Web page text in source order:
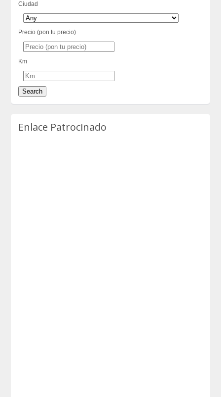
Ciudad
Precio (pon tu precio)
Km
Enlace Patrocinado